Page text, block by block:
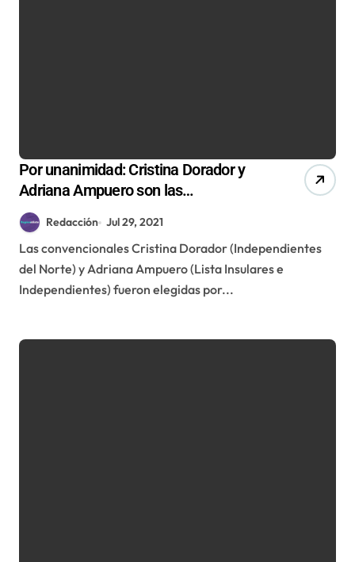
Por unanimidad: Cristina Dorador y
Adriana Ampuero son las
coordinadoras de la comisión de
Descentralización de la Convención
Constitucional
Redacción Jul 29, 2021
Las convencionales Cristina Dorador (Independientes
del Norte) y Adriana Ampuero (Lista Insulares e
Independientes) fueron elegidas por...